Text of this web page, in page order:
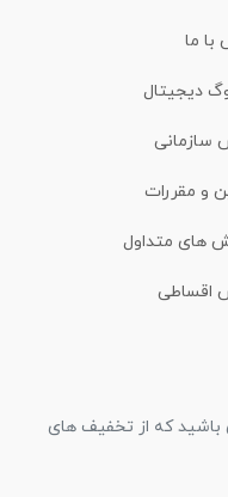
با ما
دیجیتال
سازمانی
و مقررات
های متداول
اقساطی
باشید که از تخفیف های